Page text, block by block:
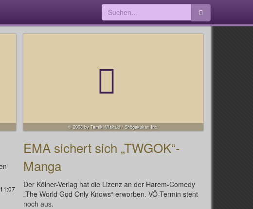
© 2008 by Tamiki Wakaki / Shōgakukan Inc.
EMA sichert sich „TWGOK“-
Manga
Der Kölner-Verlag hat die Lizenz an der Harem-Comedy
„The World God Only Knows“ erworben. VÖ-Termin steht
noch aus.